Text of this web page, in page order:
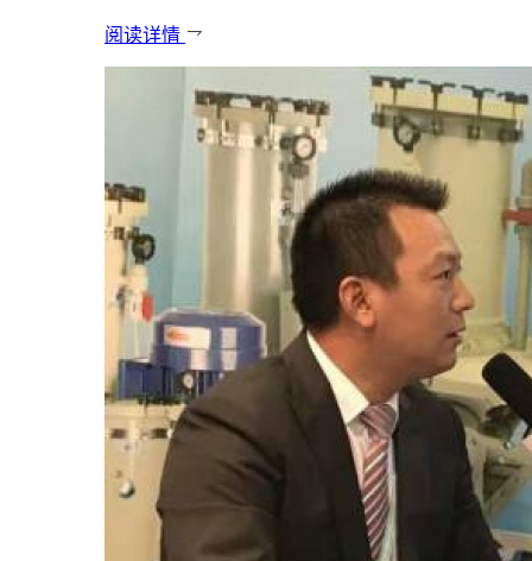
阅读详情